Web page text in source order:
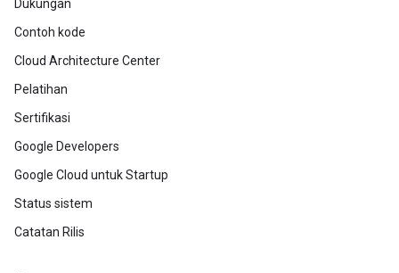
Dukungan
Contoh kode
Cloud Architecture Center
Pelatihan
Sertifikasi
Google Developers
Google Cloud untuk Startup
Status sistem
Catatan Rilis